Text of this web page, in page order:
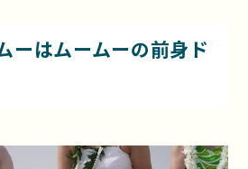
ーはムームーの前身ド